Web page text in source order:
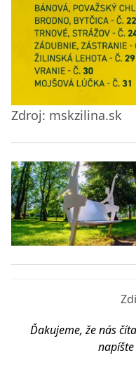
Zdroj: mskzilina.sk
Ďakujeme, že nás